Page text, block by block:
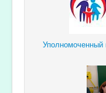
Уполномоченный